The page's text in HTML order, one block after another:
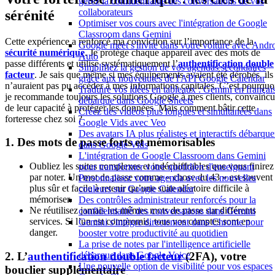
collaborateurs
Optimiser vos cours avec l'intégration de Google
Classroom dans Gemini
Google meet s'invite dans votre voiture avec
Auto
Simplifiez la gestion de vos agendas secondaires
grâce aux nouveautés de l'API Google Calendar
Traduire vos idées en tableaux : Gemini en
débarque dans Google Sheets
Créez des vidéos plus longues et simultanées dans
Google Vids avec Veo
Des avatars IA plus réalistes et interactifs
dans Google Vids
L'intégration de Google Classroom dans Gemini
pour transformer votre quotidien d'enseignant
Personnalisez votre agenda avec les nouvelles
couleurs sur Google Calendar
Des contrôles administrateur renforcés pour la
confidentialité des conversations dans Gemini
Gemini s'intègre directement dans Chrome pour
booster votre productivité au quotidien
La prise de notes par l'intelligence artificielle
débarque dans Google Voice
Une nouvelle option de visibilité pour vos espaces
sérénité
Cette expérience a renforcé ma conviction sur l’importance de la
sécurité numérique. Je protège chaque appareil avec des mots de
passe différents et utilise systématiquement l’authentification double
facteur. Je sais que même si mes équipements avaient été dérobés, ils
n’auraient pas pu accéder à mes informations capitales. C’est
je recommande toujours les solutions Google à mes clients,
de leur capacité à protéger les données. Mais comment bâtir cette
forteresse chez soi ?
1. Des mots de passe forts et mémorisables
Oubliez les suites complexes et indéchiffrables que vous finirez
par noter. Un mot de passe comme « chose du 43 » est souvent
plus sûr et facile à retenir qu’une suite aléatoire difficile à
mémoriser.
Ne réutilisez jamais les mêmes mots de passe sur différents
services. Si l’un est compromis, tous vos comptes sont en
danger.
2. L’authentification double facteur(2FA), votre
bouclier supplémentaire